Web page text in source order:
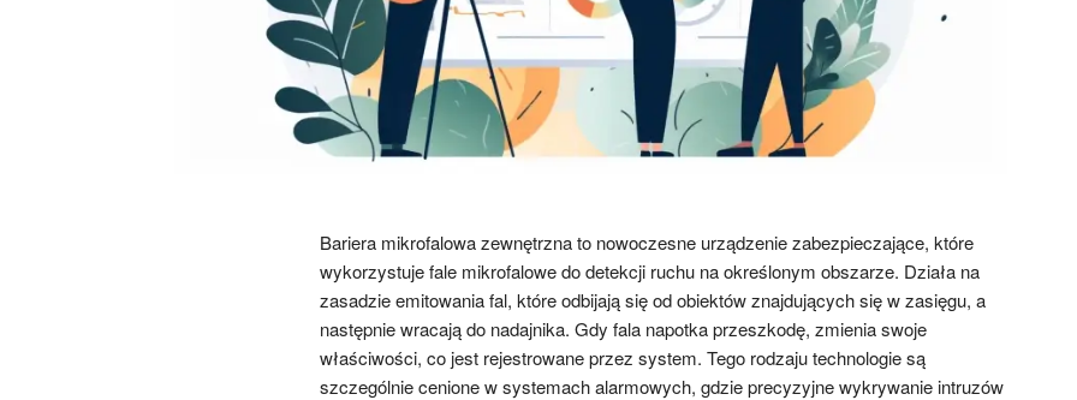
Bariera mikrofalowa zewnętrzna to nowoczesne urządzenie zabezpieczające, które
wykorzystuje fale mikrofalowe do detekcji ruchu na określonym obszarze. Działa na
zasadzie emitowania fal, które odbijają się od obiektów znajdujących się w zasięgu, a
następnie wracają do nadajnika. Gdy fala napotka przeszkodę, zmienia swoje
właściwości, co jest rejestrowane przez system. Tego rodzaju technologie są
szczególnie cenione w systemach alarmowych, gdzie precyzyjne wykrywanie intruzów